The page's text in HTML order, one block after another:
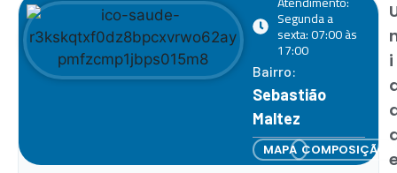
Segunda a
sexta: 07:00 às
17:00
Bairro:
Sebastião
Maltez
MAPA COMPOSIÇÃO
i